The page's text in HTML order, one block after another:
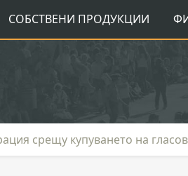
СОБСТВЕНИ ПРОДУКЦИИ
срещу купуването на